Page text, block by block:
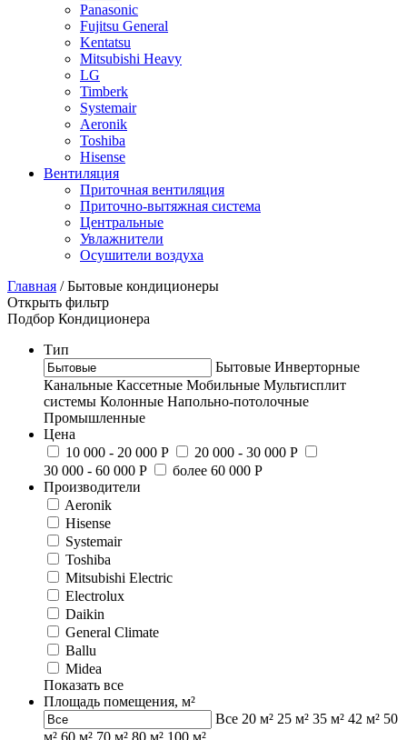
Panasonic
Fujitsu General
Kentatsu
Mitsubishi Heavy
LG
Timberk
Systemair
Aeronik
Toshiba
Hisense
Вентиляция
Приточная вентиляция
Приточно-вытяжная система
Центральные
Увлажнители
Осушители воздуха
Главная / Бытовые кондиционеры
Открыть фильтр
Подбор Кондиционера
Тип
Бытовые Инверторные
Канальные Кассетные Мобильные Мультисплит
системы Колонные Напольно-потолочные
Промышленные
Цена
10 000 - 20 000 Р
20 000 - 30 000 Р
30 000 - 60 000 Р
более 60 000 Р
Производители
Aeronik
Hisense
Systemair
Toshiba
Mitsubishi Electric
Electrolux
Daikin
General Climate
Ballu
Midea
Показать все
Площадь помещения, м²
Все 20 м² 25 м² 35 м² 42 м² 50